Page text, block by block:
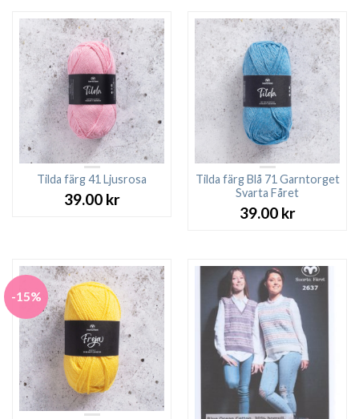
Tilda färg 41 Ljusrosa
39.00 kr
Tilda färg Blå 71 Garntorget
Svarta Fåret
39.00 kr
-15%